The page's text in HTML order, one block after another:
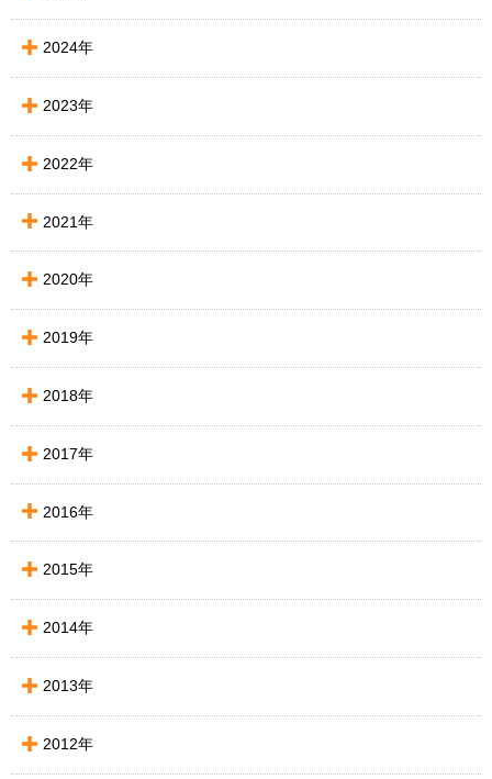
2024年
2023年
2022年
2021年
2020年
2019年
2018年
2017年
2016年
2015年
2014年
2013年
2012年